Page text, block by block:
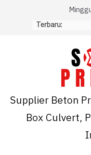
Terbaru:
Supplier Beton
Box Culvert,